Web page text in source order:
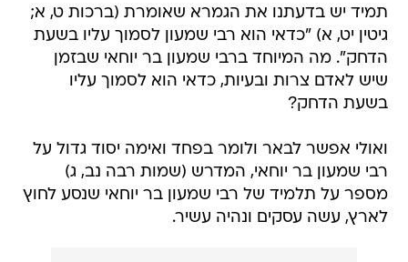
תמיד יש בדעתנו את הגמרא שאומרת (ברכות ט, א;
גיטין יט, א) "כדאי הוא רבי שמעון לסמוך עליו בשעת
הדחק". מה המיוחד ברבי שמעון בר יוחאי שבזמן
שיש לאדם צרות ובעיות, כדאי הוא לסמוך עליו
בשעת הדחק?
ואולי אפשר לבאר ולומר בפחד ואימה יסוד גדול על
רבי שמעון בר יוחאי, המדרש (שמות רבה נב, ג)
מספר על תלמיד של רבי שמעון בר יוחאי שנסע לחוץ
לארץ, עשה עסקים ונהיה עשיר.